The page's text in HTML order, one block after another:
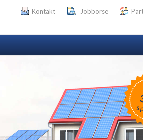
Kontakt Jobbörse